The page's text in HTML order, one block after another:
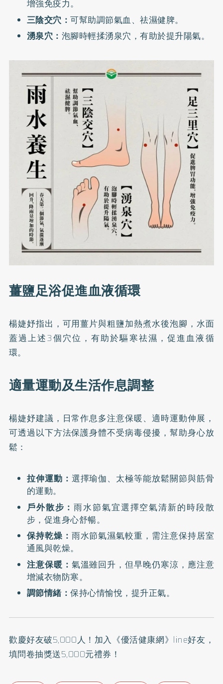
增強免疫力。
三陰交穴：可幫助調節氣血、祛濕健脾。
湧泉穴： 泡腳時輕揉湧泉穴，有助於提升陽氣。
薑鹽足浴促進血液循環
楊婕妤指出，可用薑片與粗鹽加熱煮水後泡腳，水面
蓋過上述3個穴位，有助於驅寒祛濕，促進血液循
環。
適量運動及生活作息調整
楊婕妤建議，日常作息多注意保暖、適時運動伸展，
可透過以下方法保護身體不受病毒侵擾，幫助身心放
鬆：
拉伸運動： 選擇瑜伽、太極等能放鬆關節與筋骨
的運動。
戶外散步：雨水節氣宜選擇空氣清新的時段散
步，促進身心舒暢。
保持乾燥： 雨水節氣濕氣較重，需注意保持居室
通風與乾燥。
注意保暖： 氣溫雖回升，但早晚仍寒涼，應注意
增減衣物防寒。
調節情緒：保持心情愉悅，提升正氣。
歡慶好友破5,000人！加入 《優活健康網》line好友 ，
填問卷抽獎送5,000元禮券！